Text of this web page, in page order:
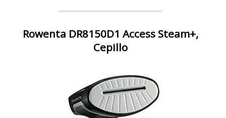
Rowenta DR8150D1 Access Steam+,
Cepillo